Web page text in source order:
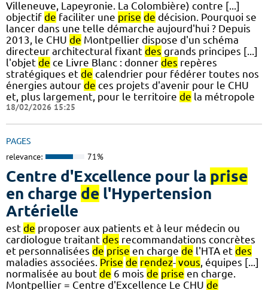
Villeneuve, Lapeyronie. La Colombière) contre [...]
objectif de faciliter une prise de décision. Pourquoi se
lancer dans une telle démarche aujourd'hui ? Depuis
2013, le CHU de Montpellier dispose d'un schéma
directeur architectural fixant des grands principes [...]
l'objet de ce Livre Blanc : donner des repères
stratégiques et de calendrier pour fédérer toutes nos
énergies autour de ces projets d'avenir pour le CHU
et, plus largement, pour le territoire de la métropole
18/02/2026 15:25
PAGES
relevance: 71%
Centre d'Excellence pour la prise
en charge de l'Hypertension
Artérielle
est de proposer aux patients et à leur médecin ou
cardiologue traitant des recommandations concrètes
et personnalisées de prise en charge de l'HTA et des
maladies associées. Prise de rendez- vous, équipes [...]
normalisée au bout de 6 mois de prise en charge.
Montpellier = Centre d'Excellence Le CHU de